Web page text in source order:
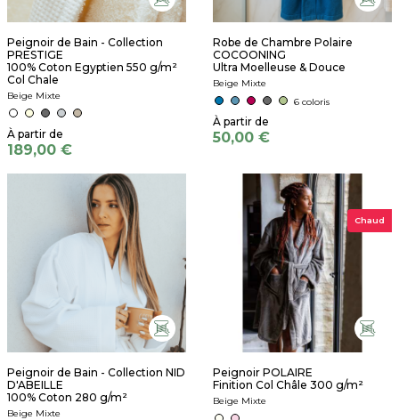
Peignoir de Bain - Collection
PRESTIGE
100% Coton Egyptien 550 g/m²
Col Chale
Beige Mixte
189,00 €
Robe de Chambre Polaire
COCOONING
Ultra Moelleuse & Douce
Beige Mixte
6 coloris
50,00 €
Peignoir de Bain - Collection NID
D'ABEILLE
100% Coton 280 g/m²
Beige Mixte
Chaud
Peignoir POLAIRE
Finition Col Châle 300 g/m²
Beige Mixte